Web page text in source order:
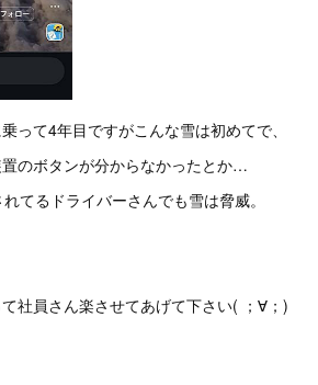
って4年目ですがこんな雪は初めてで、
のボタンが分からなかったとか…
てるドライバーさんでも雪は脅威。
社員さん楽させてあげて下さい( ；∀；)